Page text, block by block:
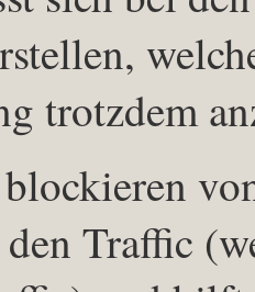
trotzdem
Traffic